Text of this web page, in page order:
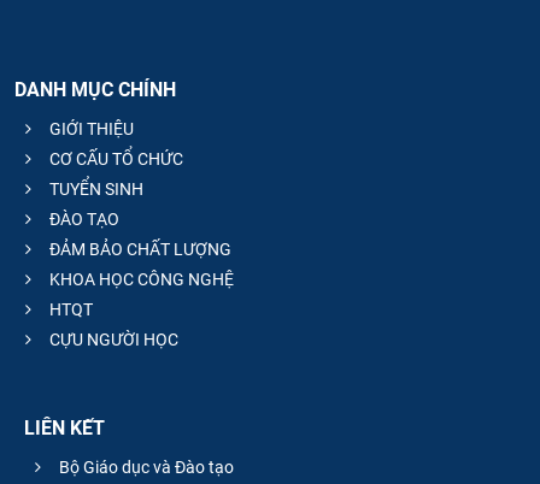
DANH MỤC CHÍNH
GIỚI THIỆU
CƠ CẤU TỔ CHỨC
TUYỂN SINH
ĐÀO TẠO
ĐẢM BẢO CHẤT LƯỢNG
KHOA HỌC CÔNG NGHỆ
HTQT
CỰU NGƯỜI HỌC
LIÊN KẾT
Bộ Giáo dục và Đào tạo